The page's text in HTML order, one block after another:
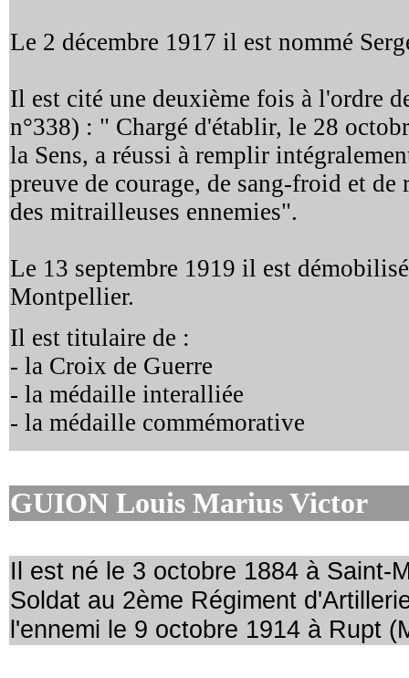
Le 2 décembre 1917 il est nommé
Il est cité une deuxième fois à l'ordre
n°338) : " Chargé d'établir, le 28
la Sens, a réussi à remplir
preuve de courage, de sang-froid et
des mitrailleuses ennemies".
Le 13 septembre 1919 il est
Montpellier.
Il est titulaire de :
- la Croix de Guerre
- la médaille interalliée
- la médaille commémorative
GUION Louis Marius Victor
Il est né le 3 octobre 1884 à Saint-
Soldat au 2ème Régiment
l'ennemi le 9 octobre 1914 à Rupt